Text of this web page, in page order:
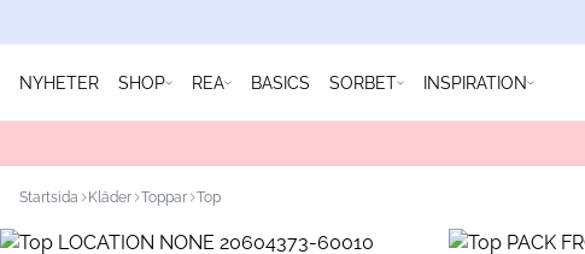
NYHETER SHOP REA BASICS SORBET INSPIRATION
Startsida Kläder Toppar Top